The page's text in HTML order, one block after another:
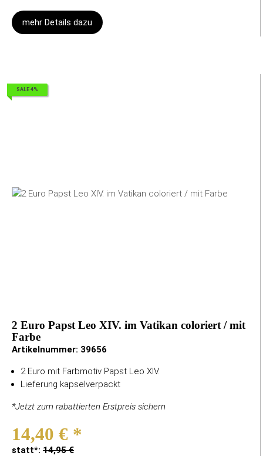
mehr Details dazu
SALE 4%
2 Euro Papst Leo XIV. im Vatikan coloriert / mit
Farbe
Artikelnummer: 39656
2 Euro mit Farbmotiv Papst Leo XIV.
Lieferung kapselverpackt
*Jetzt zum rabattierten Erstpreis sichern
14,40 € *
statt*: 14,95 €